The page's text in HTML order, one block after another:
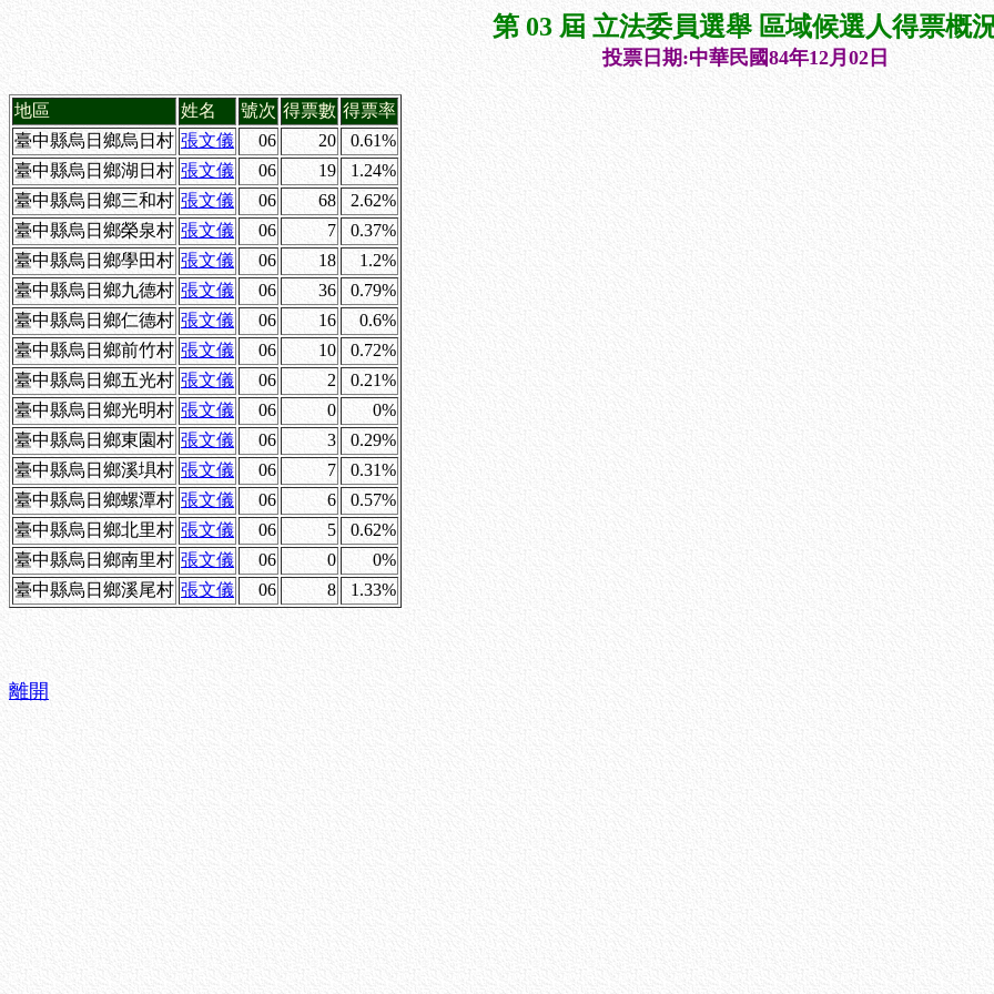
第 03 屆 立法委員選舉 區域候選人得票概
投票日期:中華民國84年12月02日
地區 姓名 號次 得票數 得票率
臺中縣烏日鄉烏日村 張文儀 06 20
0.61%
臺中縣烏日鄉湖日村 張文儀 06 19
1.24%
臺中縣烏日鄉三和村 張文儀 06 68
2.62%
臺中縣烏日鄉榮泉村 張文儀 06 7
0.37%
臺中縣烏日鄉學田村 張文儀 06 18
1.2%
臺中縣烏日鄉九德村 張文儀 06 36
0.79%
臺中縣烏日鄉仁德村 張文儀 06 16
0.6%
臺中縣烏日鄉前竹村 張文儀 06 10
0.72%
臺中縣烏日鄉五光村 張文儀 06 2
0.21%
臺中縣烏日鄉光明村 張文儀 06 0
0%
臺中縣烏日鄉東園村 張文儀 06 3
0.29%
臺中縣烏日鄉溪埧村 張文儀 06 7
0.31%
臺中縣烏日鄉螺潭村 張文儀 06 6
0.57%
臺中縣烏日鄉北里村 張文儀 06 5
0.62%
臺中縣烏日鄉南里村 張文儀 06 0
0%
臺中縣烏日鄉溪尾村 張文儀 06 8 1.33%
離開